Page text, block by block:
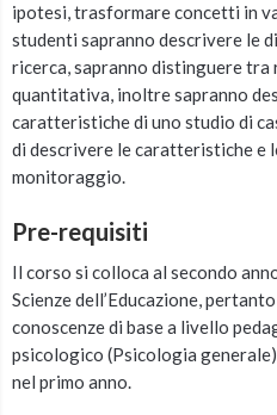
ipotesi, trasformare concetti in
studenti sapranno descrivere le
ricerca, sapranno distinguere
quantitativa, inoltre sapranno
caratteristiche di uno studio di
di descrivere le caratteristiche e
monitoraggio.
Pre-requisiti
Il corso si colloca al secondo
Scienze dell’Educazione,
conoscenze di base a livello
psicologico (Psicologia
nel primo anno.